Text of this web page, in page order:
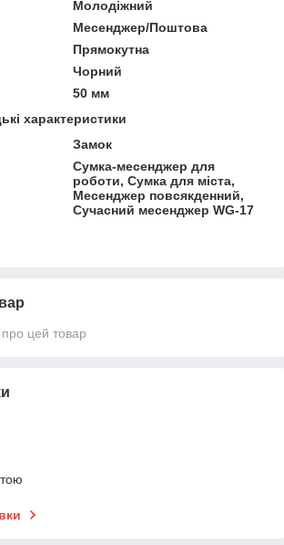
Молодіжний
Месенджер/Поштова
Прямокутна
Чорний
50 мм
характеристики
Замок
Сумка-месенджер для
роботи, Сумка для міста,
Месенджер повсякденний,
Сучасний месенджер WG-17
про цей товар